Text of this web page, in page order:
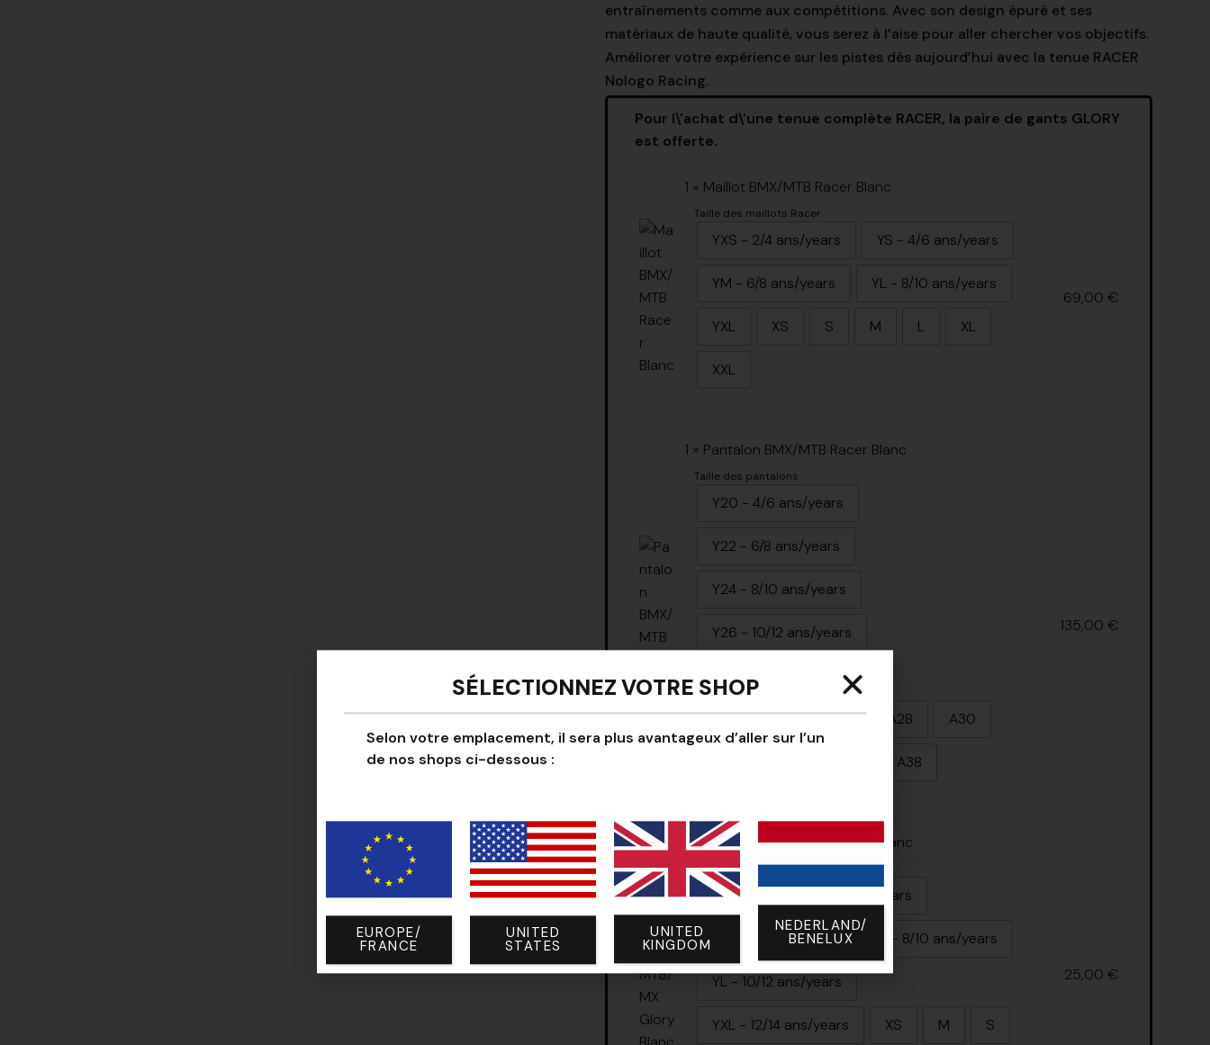
entraînements comme aux compétitions. Avec son design épuré et ses
matériaux de haute qualité, vous serez à l’aise pour aller chercher vos objectifs.
Améliorer votre expérience sur les pistes dès aujourd’hui avec la tenue RACER
Nologo Racing.
Pour l\'achat d\'une tenue complète RACER, la paire de gants GLORY
est offerte.
1 × Maillot BMX/MTB Racer Blanc
Taille des maillots Racer
YXS - 2/4 ans/years YS - 4/6 ans/years
YM - 6/8 ans/years YL - 8/10 ans/years
YXL XS S M L XL
XXL
69,00 €
1 × Pantalon BMX/MTB Racer Blanc
Taille des pantalons
Y20 - 4/6 ans/years
Y22 - 6/8 ans/years
Y24 - 8/10 ans/years
Y26 - 10/12 ans/years
Y28 - 12/14 ans/years
Y30 - 14/16 ans/years A28 A30
A38
135,00 €
1 × Gants BMX/MTB/MX Glory Blanc
Taille des gants
YXXS YXS - 4/6 ans/years
YS - 6/8 ans/years YM - 8/10 ans/years
YL - 10/12 ans/years
YXL - 12/14 ans/years XS M S
25,00 €
SÉLECTIONNEZ VOTRE SHOP
Selon votre emplacement, il sera plus avantageux d’aller sur l’un
de nos shops ci-dessous :
EUROPE/
FRANCE
UNITED
STATES
UNITED
KINGDOM
NEDERLAND/
BENELUX